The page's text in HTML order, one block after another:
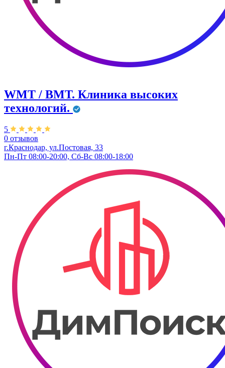
WMT / ВМТ. Клиника высоких
технологий.
5
0 отзывов
г.Краснодар, ул.​Постовая, 33
Пн-Пт 08:00-20:00, Сб-Вс 08:00-18:00